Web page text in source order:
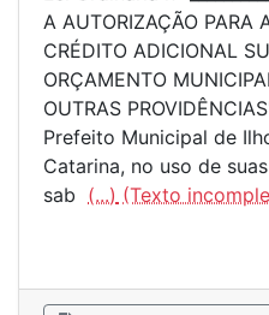
A AUTORIZAÇÃO PARA
CRÉDITO ADICIONAL
ORÇAMENTO
OUTRAS
Prefeito Municipal de
Catarina, no uso de
sab (...)